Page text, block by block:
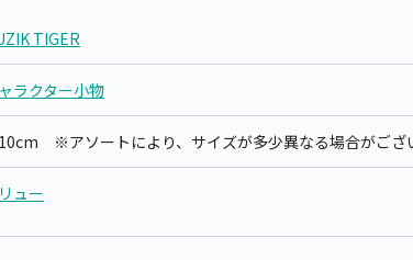
TIGER
ラクター小物
※アソートにより、サイズが多少異なる場合がござ
ュー